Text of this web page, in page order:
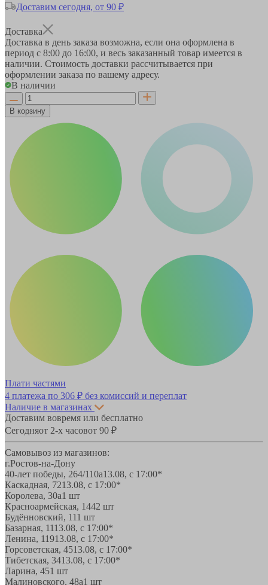
Доставим сегодня, от 90 ₽
Доставка
Доставка в день заказа возможна, если она оформлена в
период с 8:00 до 16:00, и весь заказанный товар имеется в
наличии. Стоимость доставки рассчитывается при
оформлении заказа по вашему адресу.
В наличии
В корзину
Плати частями
4 платежа по 306 ₽ без комиссий и переплат
Наличие в магазинах
Доставим вовремя или бесплатно
Сегодняот 2-х часовот 90 ₽
Самовывоз из магазинов:
г.Ростов-на-Дону
40-лет победы, 264/110а13.08, с 17:00*
Каскадная, 7213.08, с 17:00*
Королева, 30а1 шт
Красноармейская, 1442 шт
Будённовский, 111 шт
Базарная, 1113.08, с 17:00*
Ленина, 11913.08, с 17:00*
Горсоветская, 4513.08, с 17:00*
Тибетская, 3413.08, с 17:00*
Ларина, 451 шт
Малиновского, 48а1 шт